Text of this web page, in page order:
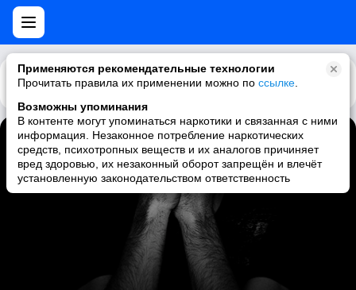
Применяются рекомендательные технологии
Прочитать правила их применении можно по ссылке
Возможны упоминания
В контенте могут упоминаться наркотики и связанная с ними
информация. Незаконное потребление наркотических
средств, психотропных веществ и их аналогов причиняет
вред здоровью, их незаконный оборот запрещён и влечёт
установленную законодательством ответственность
Каталог Рекомендации
Reedjoyce
Magnus Öström